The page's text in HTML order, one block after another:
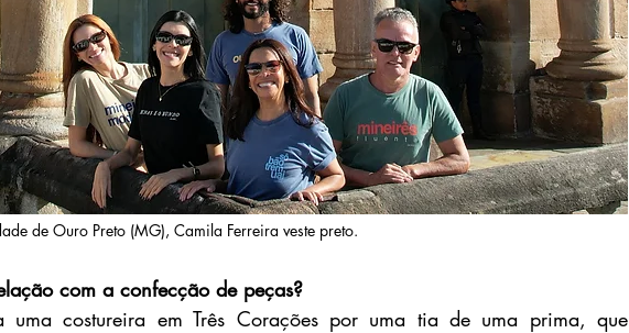
de Ouro Preto (MG), Camila Ferreira veste preto.
com a confecção de peças?
uma costureira em Três Corações por uma tia de uma prima, que